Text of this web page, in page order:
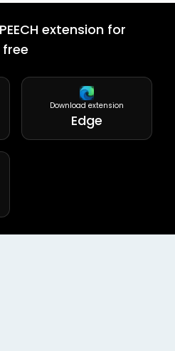
extension for
free
Download extension
Edge